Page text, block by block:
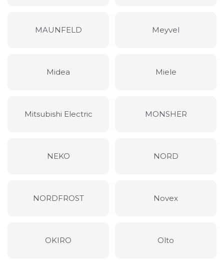
MAUNFELD Meyvel
Midea Miele
Mitsubishi Electric MONSHER
NEKO NORD
NORDFROST Novex
OKIRO Olto